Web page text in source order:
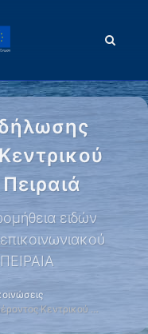
ειδών
Κεντρικού …